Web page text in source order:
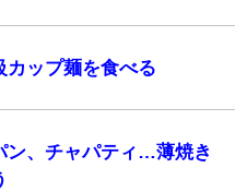
カップ麺を食べる
ン、チャパティ…薄焼き